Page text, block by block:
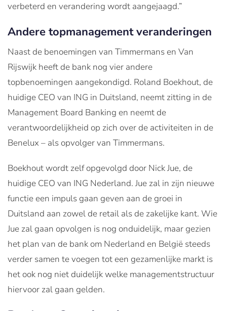
verbeterd en verandering wordt aangejaagd.”
Andere topmanagement veranderingen
Naast de benoemingen van Timmermans en Van
Rijswijk heeft de bank nog vier andere
topbenoemingen aangekondigd. Roland Boekhout, de
huidige CEO van ING in Duitsland, neemt zitting in de
Management Board Banking en neemt de
verantwoordelijkheid op zich over de activiteiten in de
Benelux – als opvolger van Timmermans.
Boekhout wordt zelf opgevolgd door Nick Jue, de
huidige CEO van ING Nederland. Jue zal in zijn nieuwe
functie een impuls gaan geven aan de groei in
Duitsland aan zowel de retail als de zakelijke kant. Wie
Jue zal gaan opvolgen is nog onduidelijk, maar gezien
het plan van de bank om Nederland en België steeds
verder samen te voegen tot een gezamenlijke markt is
het ook nog niet duidelijk welke managementstructuur
hiervoor zal gaan gelden.